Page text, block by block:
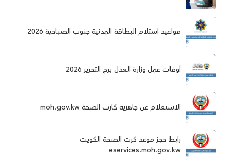
مواعيد استلام البطاقة المدنية جنوب الصباحية 2026
أوقات عمل وزارة العدل برج التحرير 2026
الاستعلام عن جاهزية كارت الصحة moh.gov.kw
رابط حجز موعد كرت الصحة الكويت
eservices.moh.gov.kw